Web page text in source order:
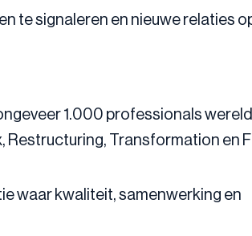
te signaleren en nieuwe relaties
1.000 professionals
Restructuring, Transformation en
waar kwaliteit, samenwerking en